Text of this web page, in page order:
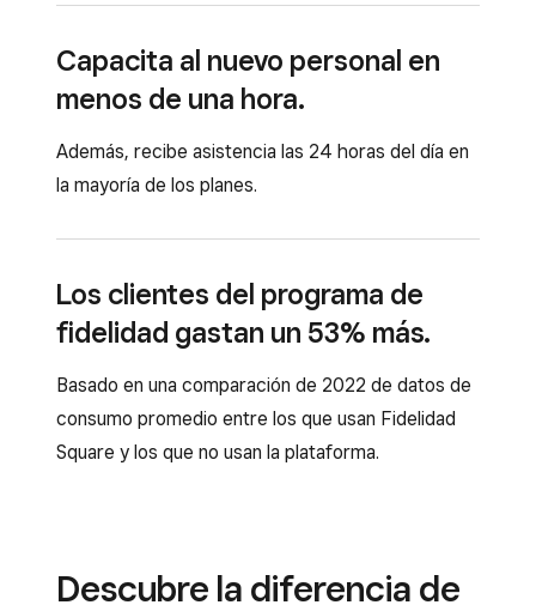
Capacita al nuevo personal en
menos de una hora.
Además, recibe asistencia las 24 horas del día en
la mayoría de los planes.
Los clientes del programa de
fidelidad gastan un 53% más.
Basado en una comparación de 2022 de datos de
consumo promedio entre los que usan Fidelidad
Square y los que no usan la plataforma.
Descubre la diferencia de